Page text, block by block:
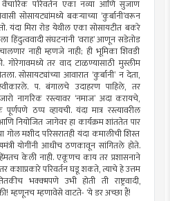
परिवर्तन एका नव्या आणि सुजाण
सोसायट्यांमध्ये बकर्‍याच्या ‘कुर्बानी’वरून
यंदा मिरा रोड येथील एका सोसायटीत बकरे
हिंदुत्ववादी संघटनांनी ‘वराह’ आणून सडेतोड
नाही म्हणजे नाही; ही भूमिका शिवडी
गोरेगावमध्ये तर वाद टाळण्यासाठी मुस्लीम
सोसायट्यांच्या आवारात ‘कुर्बानी’ न देता,
प. बंगालचे उदाहरण पाहिले, तर
नागरिक रस्त्यावर ‘नमाज’ अदा करायचे,
ठप्प व्हायची. यंदा मात्र रस्त्यावरील
नियोजित जागेवर हा कार्यक्रम शांततेत पार
मशीद परिसरातही यंदा कमालीची शिस्त
योगींनी आधीच ठणकावून सांगितले होते.
केली नाही. एकूणच काय तर प्रशासनाने
परिवर्तन घडू शकते, त्याचे हे उत्तम
भक्क्मपणे उभी होती ती राष्ट्रवादी,
म्हणूनच म्हणावेसे वाटते- ‘ये डर अच्छा हैं!